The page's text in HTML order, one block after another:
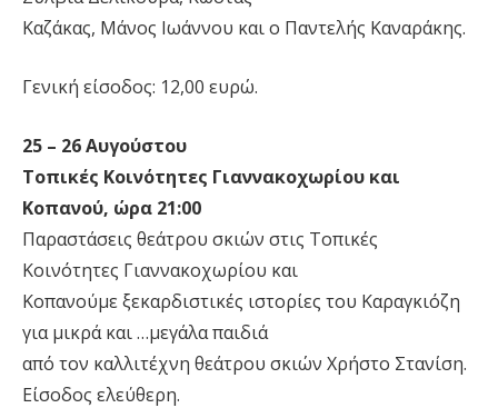
Καζάκας, Μάνος Ιωάννου και ο Παντελής Καναράκης.
Γενική είσοδος: 12,00 ευρώ.
25 – 26 Αυγούστου
Τοπικές Κοινότητες Γιαννακοχωρίου και
Κοπανού, ώρα 21:00
Παραστάσεις θεάτρου σκιών στις Τοπικές
Κοινότητες Γιαννακοχωρίου και
Κοπανούμε ξεκαρδιστικές ιστορίες του Καραγκιόζη
για μικρά και …μεγάλα παιδιά
από τον καλλιτέχνη θεάτρου σκιών Χρήστο Στανίση.
Είσοδος ελεύθερη.